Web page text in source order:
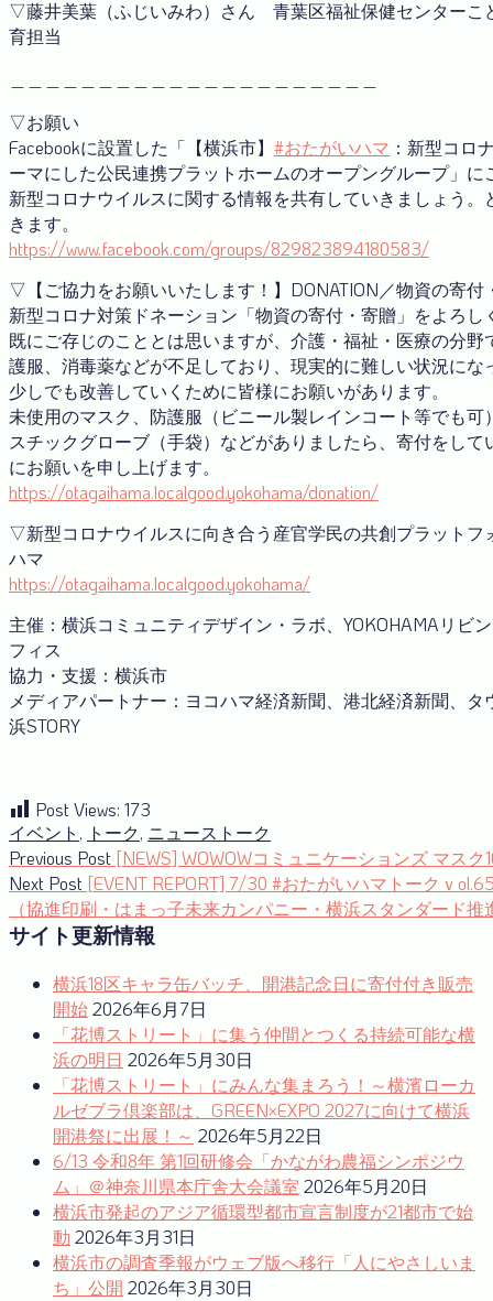
▽藤井美葉（ふじいみわ）さん 青葉区福祉保健センターこ
育担当
▽お願い
Facebookに設置した「【横浜市】 #おたがいハマ ：新型コロ
ーマにした公民連携プラットホームのオープングループ」に
新型コロナウイルスに関する情報を共有していきましょう。
きます。
https://www.facebook.com/groups/829823894180583/
▽【ご協力をお願いいたします！】DONATION／物資の寄付
新型コロナ対策ドネーション「物資の寄付・寄贈」をよろし
既にご存じのこととは思いますが、介護・福祉・医療の分野
護服、消毒薬などが不足しており、現実的に難しい状況にな
少しでも改善していくために皆様にお願いがあります。
未使用のマスク、防護服（ビニール製レインコート等でも可
スチックグローブ（手袋）などがありましたら、寄付をして
にお願いを申し上げます。
https://otagaihama.localgood.yokohama/donation/
▽新型コロナウイルスに向き合う産官学⺠の共創プラットフ
ハマ
https://otagaihama.localgood.yokohama/
主催：横浜コミュニティデザイン・ラボ、YOKOHAMAリビ
フィス
協力・支援：横浜市
メディアパートナー：ヨコハマ経済新聞、港北経済新聞、タ
浜STORY
Post Views: 173
イベント , トーク, ニュース トーク
投
稿
ナ
ー
シ
Previous Post Previous
post:
[NEWS] WOWOWコミュニケーションズ マスク
Next Post Next
post:
[EVENT REPORT] 7/30 #おたがいハマトークｖ
（協進印刷・はまっ子未来カンパニー・横浜スタンダード推
サイト更新情報
横浜18区キャラ缶バッチ、開港記念日に寄付付き販売
開始2026年6月7日
「花博ストリート」に集う仲間とつくる持続可能な横
浜の明日 2026年5月30日
「花博ストリート」にみんな集まろう！～横濱ローカ
ルゼブラ倶楽部は、GREEN×EXPO 2027に向けて横浜
開港祭に出展！～ 2026年5月22日
6/13 令和8年 第1回研修会「かながわ農福シンポジウ
ム」＠神奈川県本庁舎大会議室 2026年5月20日
横浜市発起のアジア循環型都市宣言制度が21都市で始
動 2026年3月31日
横浜市の調査季報がウェブ版へ移行「人にやさしいま
ち」公開 2026年3月30日